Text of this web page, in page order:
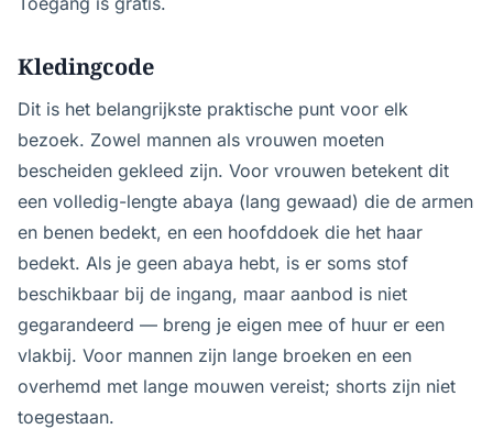
Kledingcode
Dit is het belangrijkste praktische punt voor elk
bezoek. Zowel mannen als vrouwen moeten
bescheiden gekleed zijn. Voor vrouwen betekent dit
een volledig-lengte abaya (lang gewaad) die de armen
en benen bedekt, en een hoofddoek die het haar
bedekt. Als je geen abaya hebt, is er soms stof
beschikbaar bij de ingang, maar aanbod is niet
gegarandeerd — breng je eigen mee of huur er een
vlakbij. Voor mannen zijn lange broeken en een
overhemd met lange mouwen vereist; shorts zijn niet
toegestaan.